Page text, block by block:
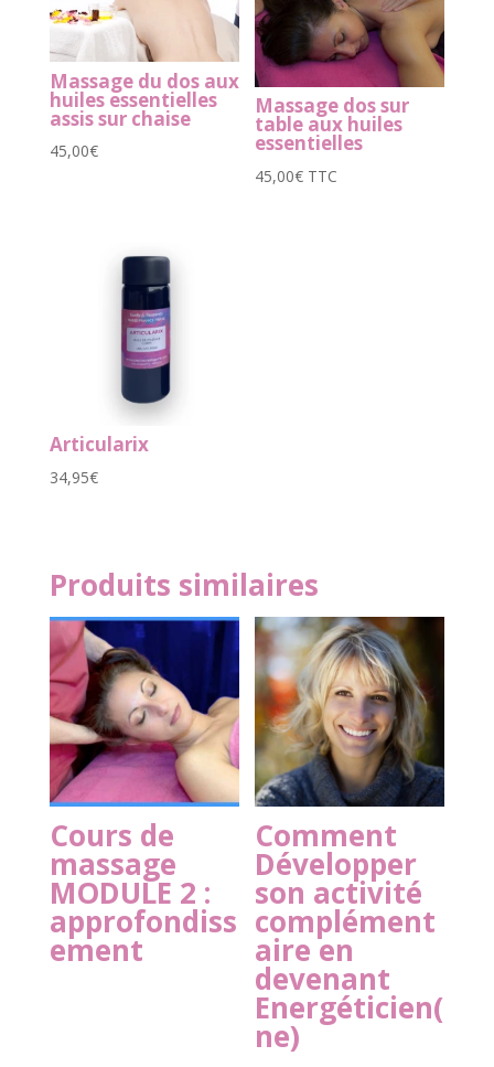
Massage du dos aux
huiles essentielles
assis sur chaise
45,00€
Massage dos sur
table aux huiles
essentielles
45,00€ TTC
Articularix
34,95€
Produits similaires
Cours de
massage
MODULE 2 :
approfondiss
ement
Comment
Développer
son activité
complément
aire en
devenant
Energéticien(
ne)